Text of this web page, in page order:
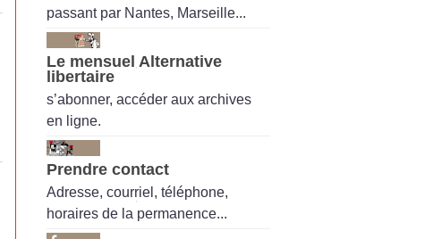
passant par Nantes, Marseille...
Le mensuel Alternative
libertaire
s’abonner, accéder aux archives
en ligne.
Prendre contact
Adresse, courriel, téléphone,
horaires de la permanence...